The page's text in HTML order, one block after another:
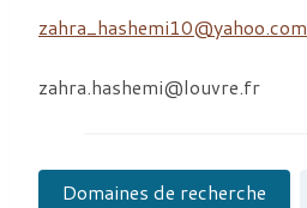
zahra_hashemi10@yahoo.com
zahra.hashemi@louvre.fr
Domaines de recherche